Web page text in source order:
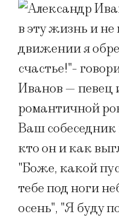
в эту жизнь и не
движении я
счастье!"-
Иванов — певец
романтичной
Ваш
кто он и как
"Боже, какой
тебе под ноги
осень", "Я буду